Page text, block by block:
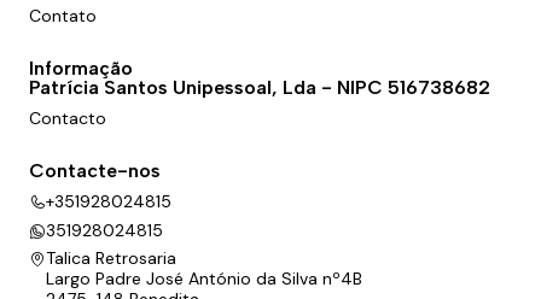
Contato
Informação
Patrícia Santos Unipessoal, Lda - NIPC 516738682
Contacto
Contacte-nos
+351928024815
351928024815
Talica Retrosaria
Largo Padre José António da Silva nº4B